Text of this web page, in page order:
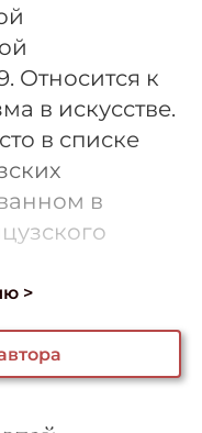
Относится к
в искусстве.
в списке
в
>